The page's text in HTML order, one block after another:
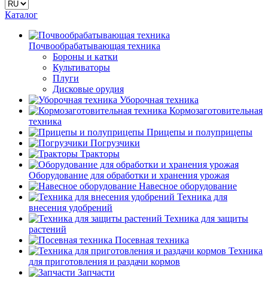
Каталог
Почвообрабатывающая техника
Бороны и катки
Культиваторы
Плуги
Дисковые орудия
Уборочная техника
Кормозаготовительная
техника
Прицепы и полуприцепы
Погрузчики
Тракторы
Оборудование для обработки и хранения урожая
Навесное оборудование
Техника для
внесения удобрений
Техника для защиты
растений
Посевная техника
Техника
для приготовления и раздачи кормов
Запчасти